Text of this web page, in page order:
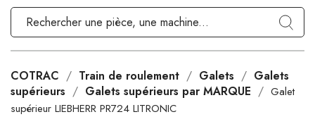
COTRAC Train de roulement Galets
Galets
supérieurs
Galets supérieurs par MARQUE
Galet
supérieur LIEBHERR PR724 LITRONIC